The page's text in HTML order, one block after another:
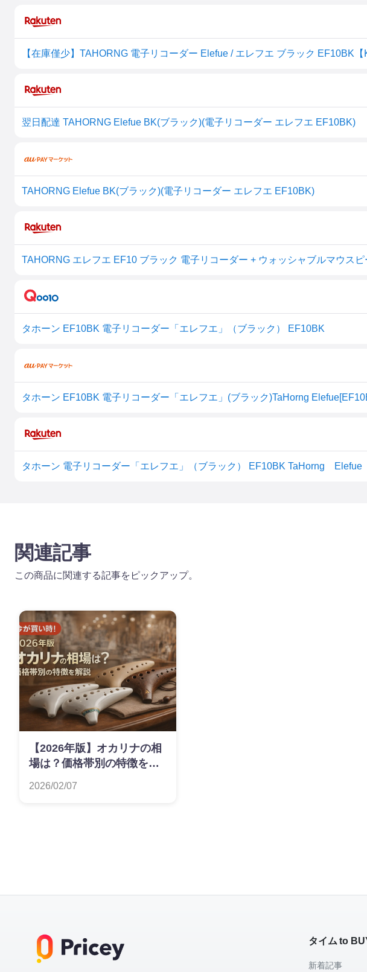
【在庫僅少】TAHORNG 電子リコーダー Elefue / エレフエ ブラック EF10BK【
翌日配達 TAHORNG Elefue BK(ブラック)(電子リコーダー エレフエ EF10BK)
TAHORNG Elefue BK(ブラック)(電子リコーダー エレフエ EF10BK)
タホーン EF10BK 電子リコーダー「エレフエ」（ブラック） EF10BK
タホーン EF10BK 電子リコーダー「エレフエ」(ブラック)TaHorng
タホーン 電子リコーダー「エレフエ」（ブラック） EF10BK TaHorng Elefue
関連記事
この商品に関連する記事をピックアップ。
【2026年版】オカリナの相
場は？価格帯別の特徴を解
2026/02/07
タイム to
新着記事